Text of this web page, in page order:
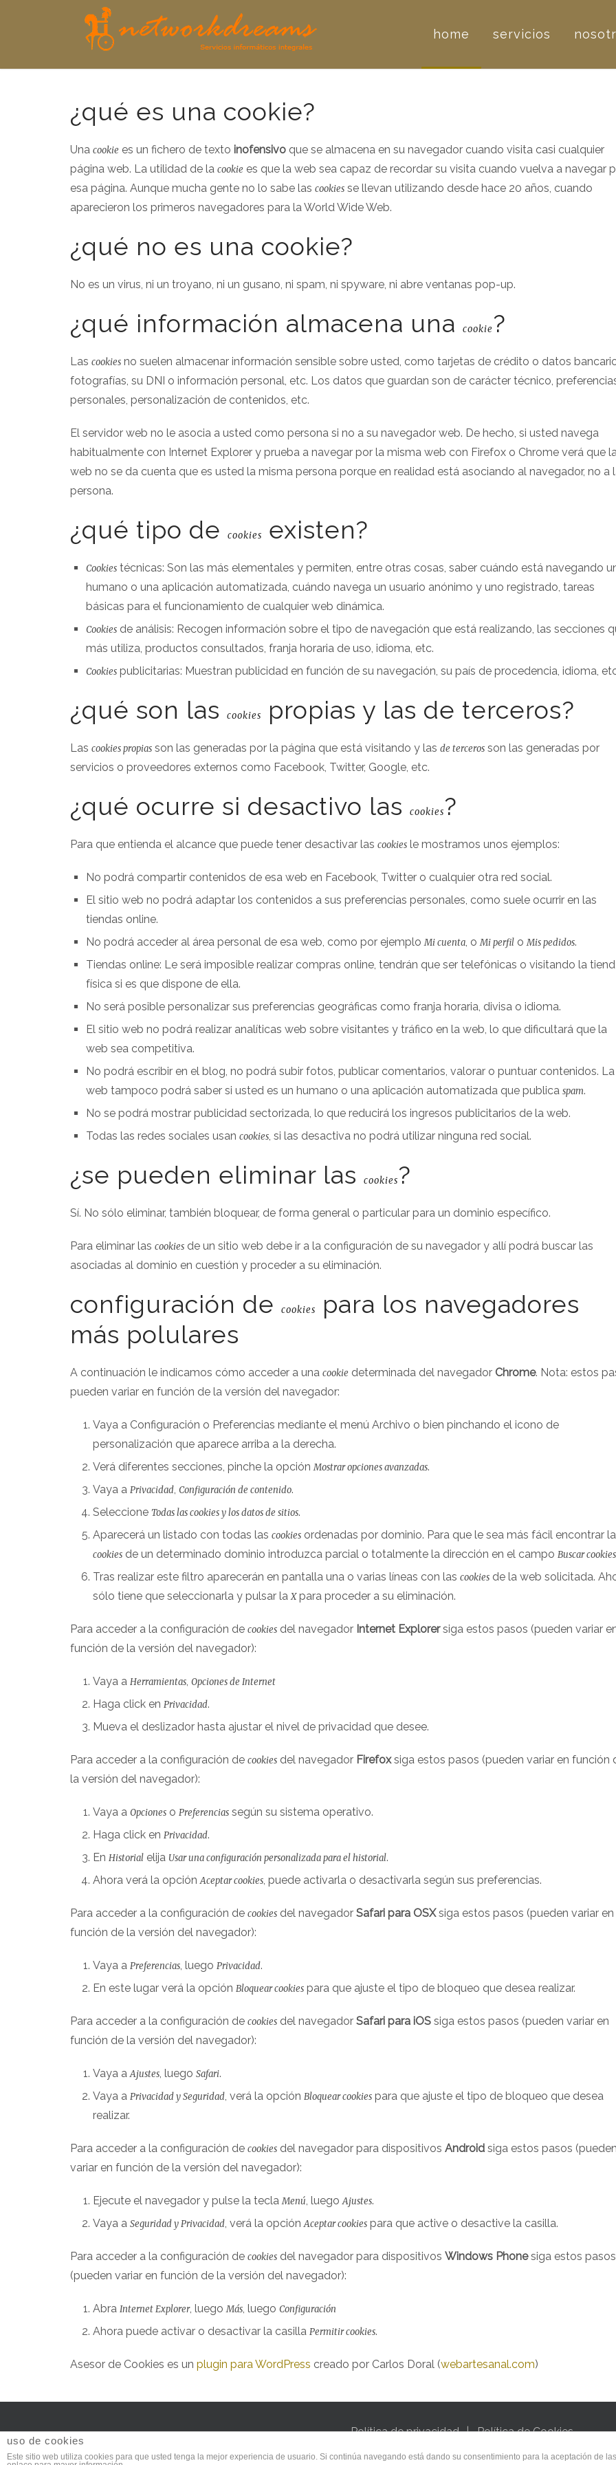
home servicios
¿qué es una cookie?
Una cookie es un fichero de texto inofensivo que se almacena en su navegador cuando visita casi cualquier
página web. La utilidad de la cookie es que la web sea capaz de recordar su visita cuando vuelva a navegar
esa página. Aunque mucha gente no lo sabe las cookies se llevan utilizando desde hace 20 años, cuando
aparecieron los primeros navegadores para la World Wide Web.
¿qué no es una cookie?
No es un virus, ni un troyano, ni un gusano, ni spam, ni spyware, ni abre ventanas pop-up.
¿qué información almacena una cookie?
Las cookies no suelen almacenar información sensible sobre usted, como tarjetas de crédito o datos
fotografías, su DNI o información personal, etc. Los datos que guardan son de carácter técnico,
personales, personalización de contenidos, etc.
El servidor web no le asocia a usted como persona si no a su navegador web. De hecho, si usted navega
habitualmente con Internet Explorer y prueba a navegar por la misma web con Firefox o Chrome verá que
web no se da cuenta que es usted la misma persona porque en realidad está asociando al navegador, no a
persona.
¿qué tipo de cookies existen?
Cookies técnicas: Son las más elementales y permiten, entre otras cosas, saber cuándo está navegando
humano o una aplicación automatizada, cuándo navega un usuario anónimo y uno registrado, tareas
básicas para el funcionamiento de cualquier web dinámica.
Cookies de análisis: Recogen información sobre el tipo de navegación que está realizando, las secciones
más utiliza, productos consultados, franja horaria de uso, idioma, etc.
Cookies publicitarias: Muestran publicidad en función de su navegación, su país de procedencia, idioma,
¿qué son las cookies propias y las de terceros?
Las cookies propias son las generadas por la página que está visitando y las de terceros son las generadas por
servicios o proveedores externos como Facebook, Twitter, Google, etc.
¿qué ocurre si desactivo las cookies?
Para que entienda el alcance que puede tener desactivar las cookies le mostramos unos ejemplos:
No podrá compartir contenidos de esa web en Facebook, Twitter o cualquier otra red social.
El sitio web no podrá adaptar los contenidos a sus preferencias personales, como suele ocurrir en las
tiendas online.
No podrá acceder al área personal de esa web, como por ejemploMi cuenta, oMi perfil oMis pedidos.
Tiendas online: Le será imposible realizar compras online, tendrán que ser telefónicas o visitando la
física si es que dispone de ella.
No será posible personalizar sus preferencias geográficas como franja horaria, divisa o idioma.
El sitio web no podrá realizar analíticas web sobre visitantes y tráfico en la web, lo que dificultará que la
web sea competitiva.
No podrá escribir en el blog, no podrá subir fotos, publicar comentarios, valorar o puntuar contenidos. La
web tampoco podrá saber si usted es un humano o una aplicación automatizada que publica spam.
No se podrá mostrar publicidad sectorizada, lo que reducirá los ingresos publicitarios de la web.
Todas las redes sociales usan cookies, si las desactiva no podrá utilizar ninguna red social.
¿se pueden eliminar las cookies?
Sí. No sólo eliminar, también bloquear, de forma general o particular para un dominio específico.
Para eliminar las cookies de un sitio web debe ir a la configuración de su navegador y allí podrá buscar las
asociadas al dominio en cuestión y proceder a su eliminación.
configuración de cookies
para los navegadores
más polulares
A continuación le indicamos cómo acceder a una cookie determinada del navegador Chrome. Nota: estos
pueden variar en función de la versión del navegador:
Vaya a Configuración o Preferencias mediante el menú Archivo o bien pinchando el icono de
personalización que aparece arriba a la derecha.
Verá diferentes secciones, pinche la opciónMostrar opciones avanzadas.
Vaya a Privacidad, Configuración de contenido.
Seleccione Todas lascookiesy los datos de sitios.
Aparecerá un listado con todas las cookies ordenadas por dominio. Para que le sea más fácil encontrar
cookies de un determinado dominio introduzca parcial o totalmente la dirección en el campo Buscar cookies
Tras realizar este filtro aparecerán en pantalla una o varias líneas con las cookies de la web solicitada.
sólo tiene que seleccionarla y pulsar laXpara proceder a su eliminación.
Para acceder a la configuración de cookies del navegador Internet Explorersiga estos pasos (pueden variar
función de la versión del navegador):
Vaya a Herramientas, Opciones de Internet
Haga click en Privacidad.
Mueva el deslizador hasta ajustar el nivel de privacidad que desee.
Para acceder a la configuración de cookies del navegador Firefoxsiga estos pasos (pueden variar en función
la versión del navegador):
Vaya a Opciones o Preferencias según su sistema operativo.
Haga click en Privacidad.
En Historial elija Usar una configuración personalizada para el historial.
Ahora verá la opciónAceptar cookies, puede activarla o desactivarla según sus preferencias.
Para acceder a la configuración de cookies del navegador Safari para OSXsiga estos pasos (pueden variar en
función de la versión del navegador):
Vaya a Preferencias, luego Privacidad.
En este lugar verá la opción Bloquear cookies para que ajuste el tipo de bloqueo que desea realizar.
Para acceder a la configuración de cookies del navegador Safari para iOS siga estos pasos (pueden variar en
función de la versión del navegador):
Vaya aAjustes, luego Safari.
Vaya a Privacidad y Seguridad, verá la opción Bloquear cookies para que ajuste el tipo de bloqueo que desea
realizar.
Para acceder a la configuración de cookies del navegador para dispositivos Android siga estos pasos
variar en función de la versión del navegador):
Ejecute el navegador y pulse la teclaMenú, luegoAjustes.
Vaya a Seguridad y Privacidad, verá la opciónAceptar cookies para que active o desactive la casilla.
Para acceder a la configuración de cookies del navegador para dispositivos Windows Phonesiga estos pasos
(pueden variar en función de la versión del navegador):
Abra Internet Explorer, luegoMás, luego Configuración
Ahora puede activar o desactivar la casilla Permitir cookies.
Asesor de Cookies es un plugin para WordPress creado por Carlos Doral (webartesanal.com)
Política de privacidad Política de Cookies
uso de cookies
Este sitio web utiliza cookies para que usted tenga la mejor experiencia de usuario. Si continúa navegando está dando su consentimiento para la aceptación de